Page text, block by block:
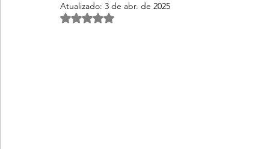
Atualizado: 3 de abr. de 2025
Avaliado com NaN de 5 estrelas.